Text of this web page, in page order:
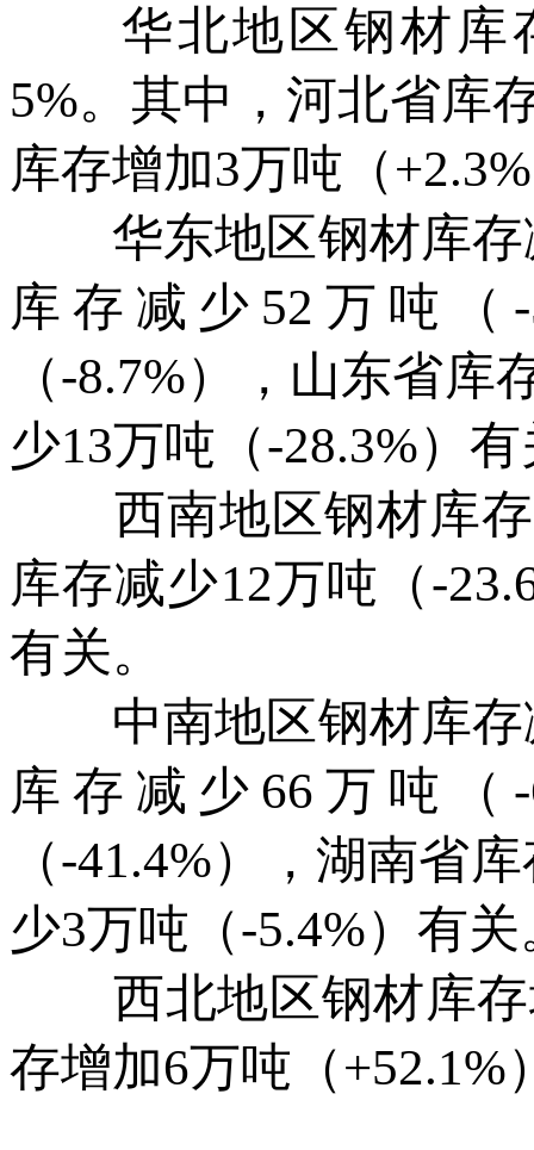
华北地区钢材库存
5%。其中，河北省库
库存增加3万吨（
华东地区钢材库存
库存减少52万吨（
（-8.7%），山东省
少13万吨（-28.3%）
西南地区钢材库存
库存减少12万吨（-
有关。
中南地区钢材库存
库存减少66万吨（
（-41.4%），湖南省
少3万吨（-5.4%）有关
西北地区钢材库存
存增加6万吨（+52.1%